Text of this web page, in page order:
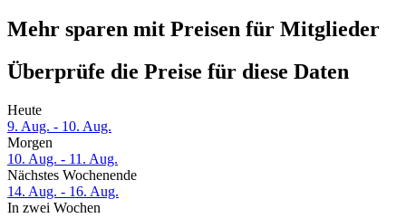
Mehr sparen mit Preisen für Mitglieder
Überprüfe die Preise für diese Daten
Heute
9. Aug. - 10. Aug.
Morgen
10. Aug. - 11. Aug.
Nächstes Wochenende
14. Aug. - 16. Aug.
In zwei Wochen